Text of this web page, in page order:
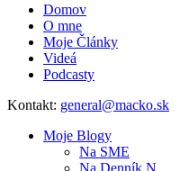
Domov
O mne
Moje Články
Videá
Podcasty
Kontakt: general@macko.sk
Moje Blogy
Na SME
Na Denník N